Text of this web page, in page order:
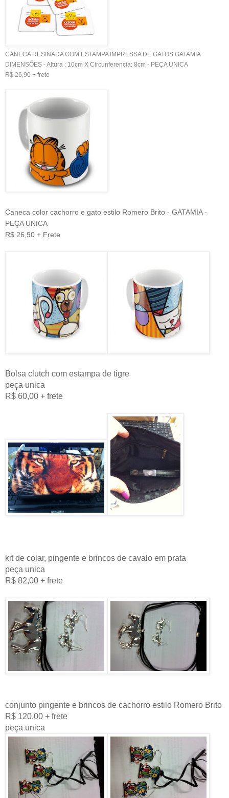
CANECA RESINADA COM ESTAMPA IMPRESSA DE GATOS GATAMIA
DIMENSÕES - Altura : 10cm X Circunferencia: 8cm - PEÇA UNICA
R$ 26,90 + frete
Caneca color cachorro e gato estilo Romero Brito - GATAMIA -
PEÇA UNICA
R$ 26,90 + Frete
Bolsa clutch com estampa de tigre
peça unica
R$ 60,00 + frete
kit de colar, pingente e brincos de cavalo em prata
peça unica
R$ 82,00 + frete
conjunto pingente e brincos de cachorro estilo Romero Brito
R$ 120,00 + frete
peça unica